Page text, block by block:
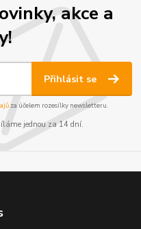
akce a
Přihlásit se
za účelem rozesílky newsletteru.
jednou za 14 dní.